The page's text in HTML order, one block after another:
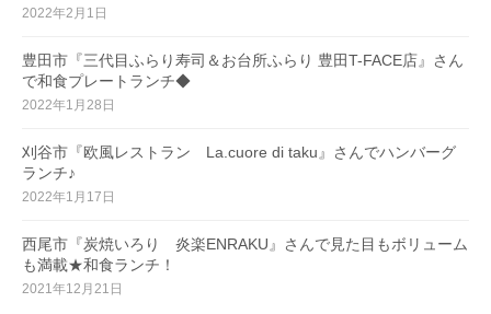
2022年2月1日
豊田市『三代目ふらり寿司＆お台所ふらり 豊田T-FACE店』さん
で和食プレートランチ◆
2022年1月28日
刈谷市『欧風レストラン La.cuore di taku』さんでハンバーグ
ランチ♪
2022年1月17日
西尾市『炭焼いろり 炎楽ENRAKU』さんで見た目もボリューム
も満載★和食ランチ！
2021年12月21日